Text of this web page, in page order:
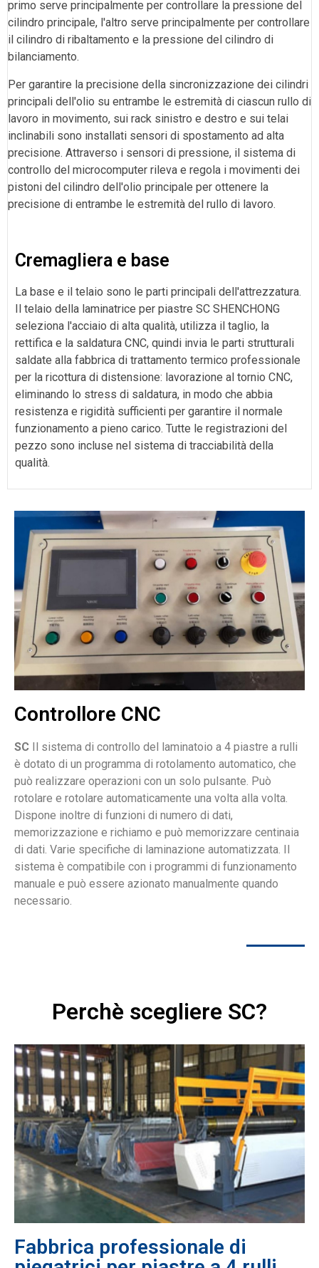
primo serve principalmente per controllare la pressione del
cilindro principale, l'altro serve principalmente per controllare
il cilindro di ribaltamento e la pressione del cilindro di
bilanciamento.
Per garantire la precisione della sincronizzazione dei cilindri
principali dell'olio su entrambe le estremità di ciascun rullo di
lavoro in movimento, sui rack sinistro e destro e sui telai
inclinabili sono installati sensori di spostamento ad alta
precisione. Attraverso i sensori di pressione, il sistema di
controllo del microcomputer rileva e regola i movimenti dei
pistoni del cilindro dell'olio principale per ottenere la
precisione di entrambe le estremità del rullo di lavoro.
Cremagliera e base
La base e il telaio sono le parti principali dell'attrezzatura.
Il telaio della laminatrice per piastre SC SHENCHONG
seleziona l'acciaio di alta qualità, utilizza il taglio, la
rettifica e la saldatura CNC, quindi invia le parti strutturali
saldate alla fabbrica di trattamento termico professionale
per la ricottura di distensione: lavorazione al tornio CNC,
eliminando lo stress di saldatura, in modo che abbia
resistenza e rigidità sufficienti per garantire il normale
funzionamento a pieno carico. Tutte le registrazioni del
pezzo sono incluse nel sistema di tracciabilità della
qualità.
Controllore CNC
SC Il sistema di controllo del laminatoio a 4 piastre a rulli
è dotato di un programma di rotolamento automatico, che
può realizzare operazioni con un solo pulsante. Può
rotolare e rotolare automaticamente una volta alla volta.
Dispone inoltre di funzioni di numero di dati,
memorizzazione e richiamo e può memorizzare centinaia
di dati. Varie specifiche di laminazione automatizzata. Il
sistema è compatibile con i programmi di funzionamento
manuale e può essere azionato manualmente quando
necessario.
Perchè scegliere SC?
Fabbrica professionale di